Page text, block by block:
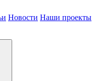
Новости Наши проекты